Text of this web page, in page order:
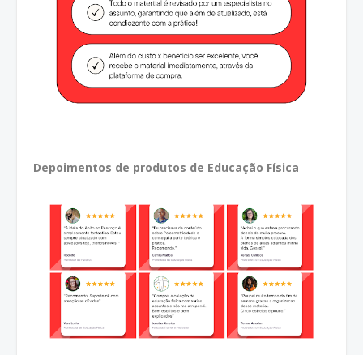
Depoimentos de produtos de Educação Física